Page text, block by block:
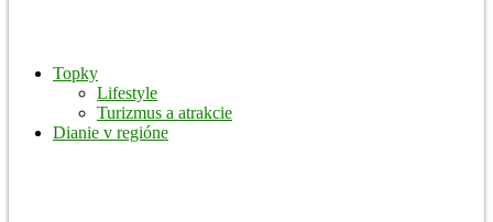
Topky
Lifestyle
Turizmus a atrakcie
Dianie v regióne